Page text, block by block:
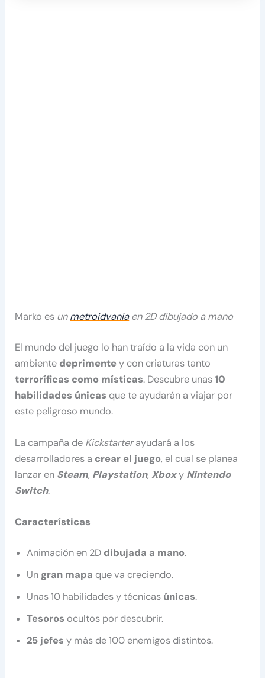
Marko es unmetroidvaniaen 2D dibujado a mano
El mundo del juego lo han traído a la vida con un
ambiente deprimentey con criaturas tanto
terroríficas como místicas. Descubre unas10
habilidades únicas que te ayudarán a viajar por
este peligroso mundo.
La campaña de Kickstarterayudará a los
desarrolladores a crear el juego, el cual se planea
lanzar en Steam, Playstation, Xboxy Nintendo
Switch.
Características
Animación en 2D dibujada a mano.
Un gran mapa que va creciendo.
Unas 10 habilidades y técnicas únicas.
Tesoros ocultos por descubrir.
25 jefes y más de 100 enemigos distintos.